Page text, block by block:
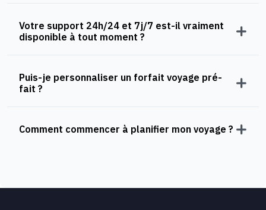
Votre support 24h/24 et 7j/7 est-il vraiment
disponible à tout moment ?
Puis-je personnaliser un forfait voyage pré-
fait ?
Comment commencer à planifier mon voyage ?